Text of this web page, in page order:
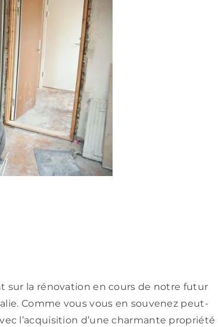
sur la rénovation en cours de notre futur
Comme vous vous en souvenez peut-
l’acquisition d’une charmante propriété